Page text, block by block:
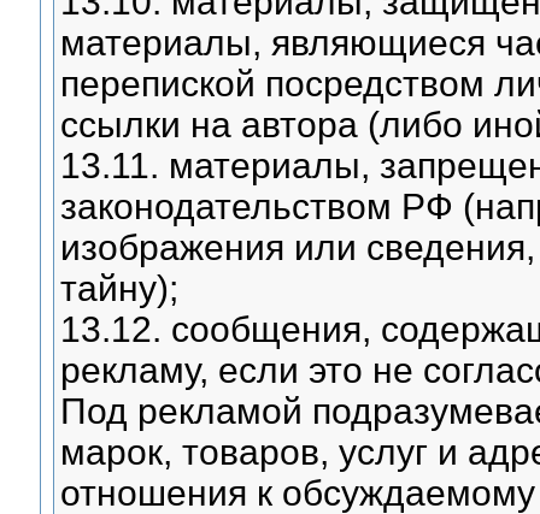
материалы, являющиеся
перепиской посредством
ссылки на автора (либо
13.11. материалы,
законодательством РФ
изображения или
тайну);
13.12. сообщения,
рекламу, если это не
Под рекламой
марок, товаров, услуг и
отношения к